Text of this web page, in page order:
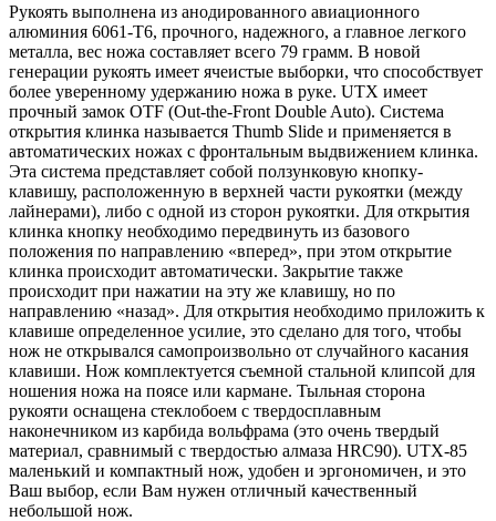
Рукоять выполнена из анодированного авиационного
алюминия 6061-T6, прочного, надежного, а главное легкого
металла, вес ножа составляет всего 79 грамм. В новой
генерации рукоять имеет ячеистые выборки, что способствует
более уверенному удержанию ножа в руке. UTX имеет
прочный замок OTF (Out-the-Front Double Auto). Система
открытия клинка называется Thumb Slide и применяется в
автоматических ножах с фронтальным выдвижением клинка.
Эта система представляет собой ползунковую кнопку-
клавишу, расположенную в верхней части рукоятки (между
лайнерами), либо с одной из сторон рукоятки. Для открытия
клинка кнопку необходимо передвинуть из базового
положения по направлению «вперед», при этом открытие
клинка происходит автоматически. Закрытие также
происходит при нажатии на эту же клавишу, но по
направлению «назад». Для открытия необходимо приложить к
клавише определенное усилие, это сделано для того, чтобы
нож не открывался самопроизвольно от случайного касания
клавиши. Нож комплектуется съемной стальной клипсой для
ношения ножа на поясе или кармане. Тыльная сторона
рукояти оснащена стеклобоем с твердосплавным
наконечником из карбида вольфрама (это очень твердый
материал, сравнимый с твердостью алмаза HRC90). UTX-85
маленький и компактный нож, удобен и эргономичен, и это
Ваш выбор, если Вам нужен отличный качественный
небольшой нож.